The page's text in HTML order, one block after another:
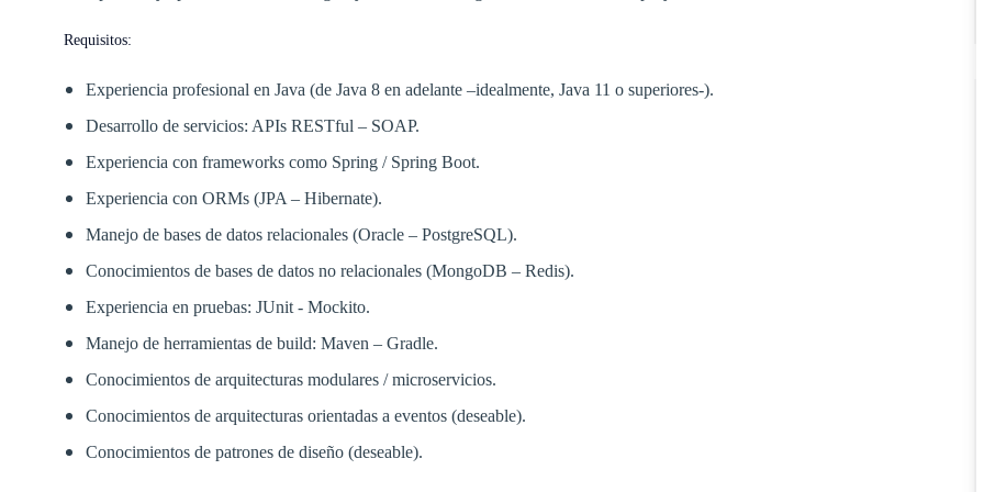
Requisitos:
Experiencia profesional en Java (de Java 8 en adelante –idealmente, Java 11 o superiores-).
Desarrollo de servicios: APIs RESTful – SOAP.
Experiencia con frameworks como Spring / Spring Boot.
Experiencia con ORMs (JPA – Hibernate).
Manejo de bases de datos relacionales (Oracle – PostgreSQL).
Conocimientos de bases de datos no relacionales (MongoDB – Redis).
Experiencia en pruebas: JUnit - Mockito.
Manejo de herramientas de build: Maven – Gradle.
Conocimientos de arquitecturas modulares / microservicios.
Conocimientos de arquitecturas orientadas a eventos (deseable).
Conocimientos de patrones de diseño (deseable).